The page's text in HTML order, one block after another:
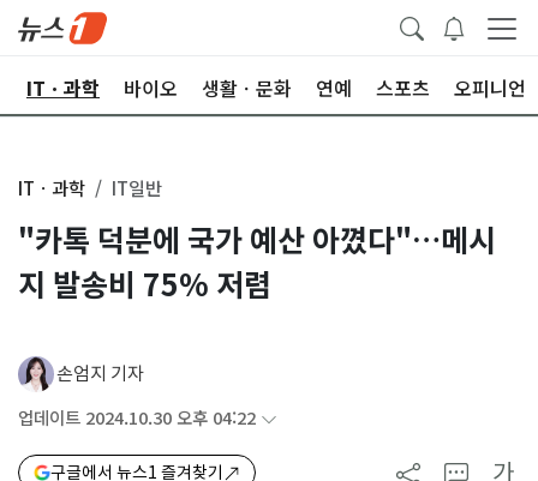
ITㆍ과학 바이오 생활ㆍ문화 연예 스포츠 오피니언
ITㆍ과학 IT일반
"카톡 덕분에 국가 예산 아꼈다"…메시
지 발송비 75% 저렴
손엄지 기자
업데이트 2024.10.30 오후 04:22
구글에서 뉴스1 즐겨찾기 가